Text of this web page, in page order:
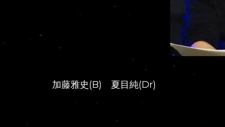
加藤雅史(B) 夏目純(Dr)